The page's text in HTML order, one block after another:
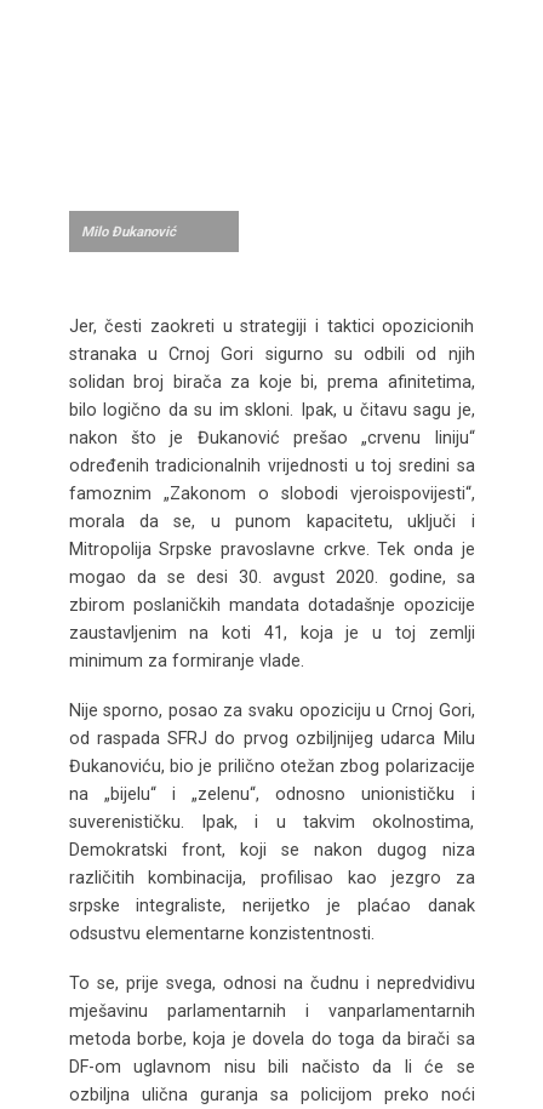
Milo Đukanović
Jer, česti zaokreti u strategiji i taktici opozicionih
stranaka u Crnoj Gori sigurno su odbili od njih
solidan broj birača za koje bi, prema afinitetima,
bilo logično da su im skloni. Ipak, u čitavu sagu je,
nakon što je Đukanović prešao „crvenu liniju“
određenih tradicionalnih vrijednosti u toj sredini sa
famoznim „Zakonom o slobodi vjeroispovijesti“,
morala da se, u punom kapacitetu, uključi i
Mitropolija Srpske pravoslavne crkve. Tek onda je
mogao da se desi 30. avgust 2020. godine, sa
zbirom poslaničkih mandata dotadašnje opozicije
zaustavljenim na koti 41, koja je u toj zemlji
minimum za formiranje vlade.
Nije sporno, posao za svaku opoziciju u Crnoj Gori,
od raspada SFRJ do prvog ozbiljnijeg udarca Milu
Đukanoviću, bio je prilično otežan zbog polarizacije
na „bijelu“ i „zelenu“, odnosno unionističku i
suverenističku. Ipak, i u takvim okolnostima,
Demokratski front, koji se nakon dugog niza
različitih kombinacija, profilisao kao jezgro za
srpske integraliste, nerijetko je plaćao danak
odsustvu elementarne konzistentnosti.
To se, prije svega, odnosi na čudnu i nepredvidivu
mješavinu parlamentarnih i vanparlamentarnih
metoda borbe, koja je dovela do toga da birači sa
DF-om uglavnom nisu bili načisto da li će se
ozbiljna ulična guranja sa policijom preko noći